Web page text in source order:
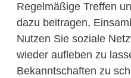
Regelmäßige Treffen
dazu beitragen,
Nutzen Sie soziale
wieder aufleben zu
Bekanntschaften zu